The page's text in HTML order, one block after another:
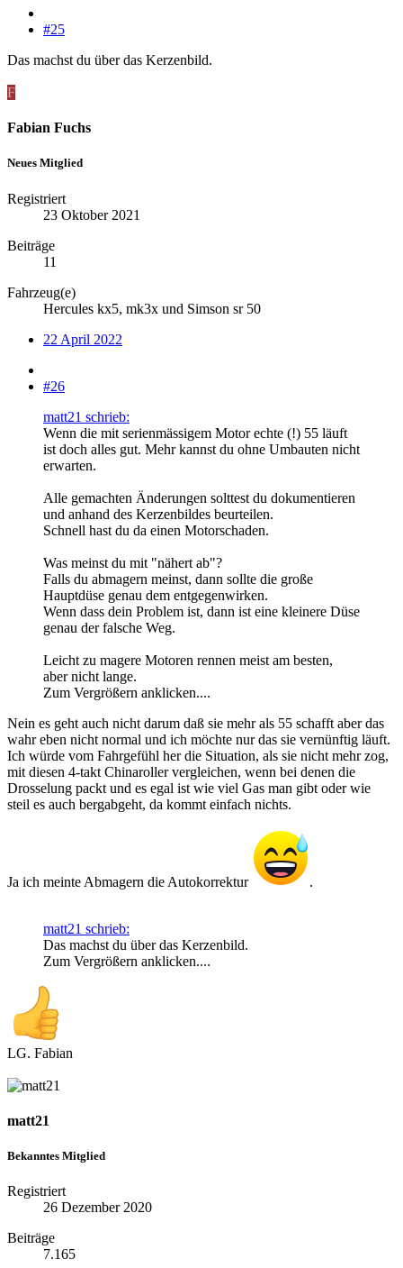
#25
Das machst du über das Kerzenbild.
F
Fabian Fuchs
Neues Mitglied
Registriert
23 Oktober 2021
Beiträge
11
Fahrzeug(e)
Hercules kx5, mk3x und Simson sr 50
22 April 2022
#26
matt21 schrieb:
Wenn die mit serienmässigem Motor echte (!) 55 läuft
ist doch alles gut. Mehr kannst du ohne Umbauten nicht
erwarten.
Alle gemachten Änderungen solttest du dokumentieren
und anhand des Kerzenbildes beurteilen.
Schnell hast du da einen Motorschaden.
Was meinst du mit "nähert ab"?
Falls du abmagern meinst, dann sollte die große
Hauptdüse genau dem entgegenwirken.
Wenn dass dein Problem ist, dann ist eine kleinere Düse
genau der falsche Weg.
Leicht zu magere Motoren rennen meist am besten,
aber nicht lange.
Zum Vergrößern anklicken....
Nein es geht auch nicht darum daß sie mehr als 55 schafft aber das
wahr eben nicht normal und ich möchte nur das sie vernünftig läuft.
Ich würde vom Fahrgefühl her die Situation, als sie nicht mehr zog,
mit diesen 4-takt Chinaroller vergleichen, wenn bei denen die
Drosselung packt und es egal ist wie viel Gas man gibt oder wie
steil es auch bergabgeht, da kommt einfach nichts.
Ja ich meinte Abmagern die Autokorrektur .
matt21 schrieb:
Das machst du über das Kerzenbild.
Zum Vergrößern anklicken....
LG. Fabian
matt21
Bekanntes Mitglied
Registriert
26 Dezember 2020
Beiträge
7.165